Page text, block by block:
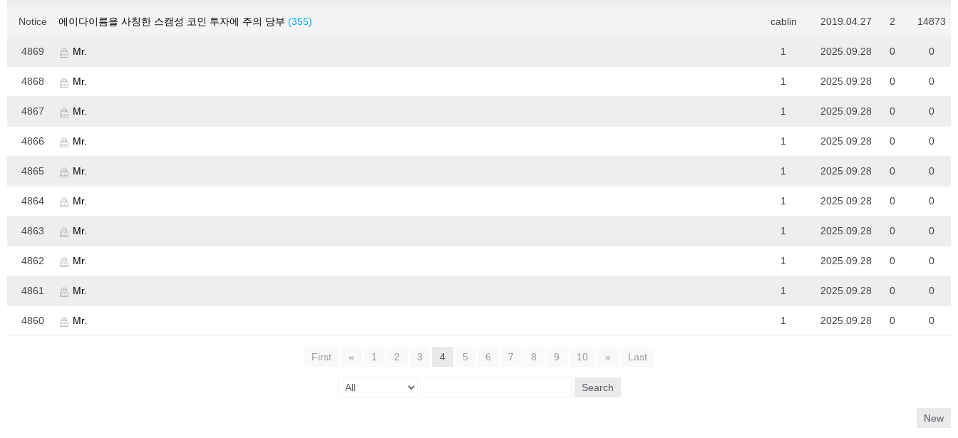
Notice 에이다이름을 사칭한 스캠성 코인 투자에 주의 당부 (355) cablin 2019.04.27 2 14873
4869 Mr. 1 2025.09.28 0 0
4868 Mr. 1 2025.09.28 0 0
4867 Mr. 1 2025.09.28 0 0
4866 Mr. 1 2025.09.28 0 0
4865 Mr. 1 2025.09.28 0 0
4864 Mr. 1 2025.09.28 0 0
4863 Mr. 1 2025.09.28 0 0
4862 Mr. 1 2025.09.28 0 0
4861 Mr. 1 2025.09.28 0 0
4860 Mr. 1 2025.09.28 0 0
First « 1 2 3 4 5 6 7 8 9 10 » Last
Search
New